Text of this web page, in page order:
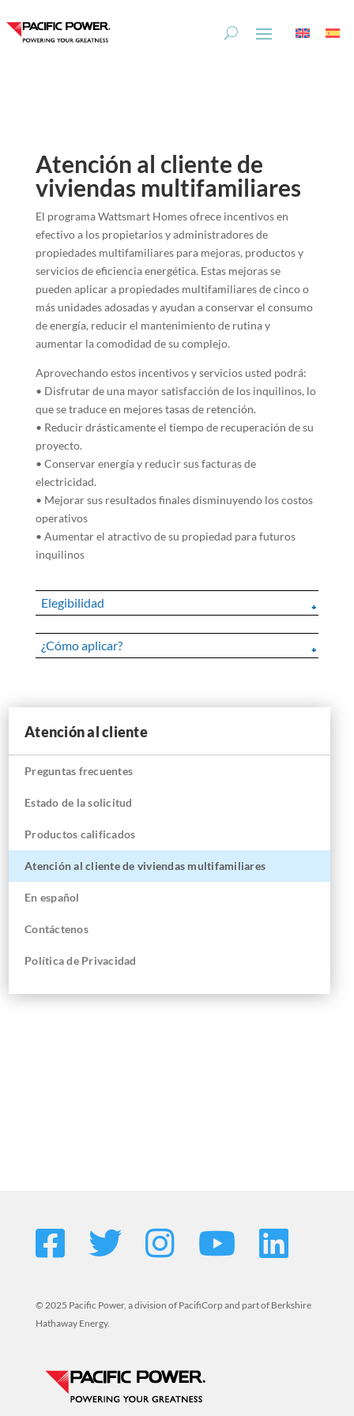
to
Content
to
navigation
Atención al cliente de
viviendas multifamiliares
El programa Wattsmart Homes ofrece incentivos en
efectivo a los propietarios y administradores de
propiedades multifamiliares para mejoras, productos y
servicios de eficiencia energética. Estas mejoras se
pueden aplicar a propiedades multifamiliares de cinco o
más unidades adosadas y ayudan a conservar el consumo
de energía, reducir el mantenimiento de rutina y
aumentar la comodidad de su complejo.
Aprovechando estos incentivos y servicios usted podrá:
• Disfrutar de una mayor satisfacción de los inquilinos, lo
que se traduce en mejores tasas de retención.
• Reducir drásticamente el tiempo de recuperación de su
proyecto.
• Conservar energía y reducir sus facturas de
electricidad.
• Mejorar sus resultados finales disminuyendo los costos
operativos
• Aumentar el atractivo de su propiedad para futuros
inquilinos
Elegibilidad
¿Cómo aplicar?
Atención al cliente
Preguntas frecuentes
Estado de la solicitud
Productos calificados
Atención al cliente de viviendas multifamiliares
En español
Contáctenos
Política de Privacidad
© 2025 Pacific Power, a division of PacifiCorp and part of Berkshire
Hathaway Energy.